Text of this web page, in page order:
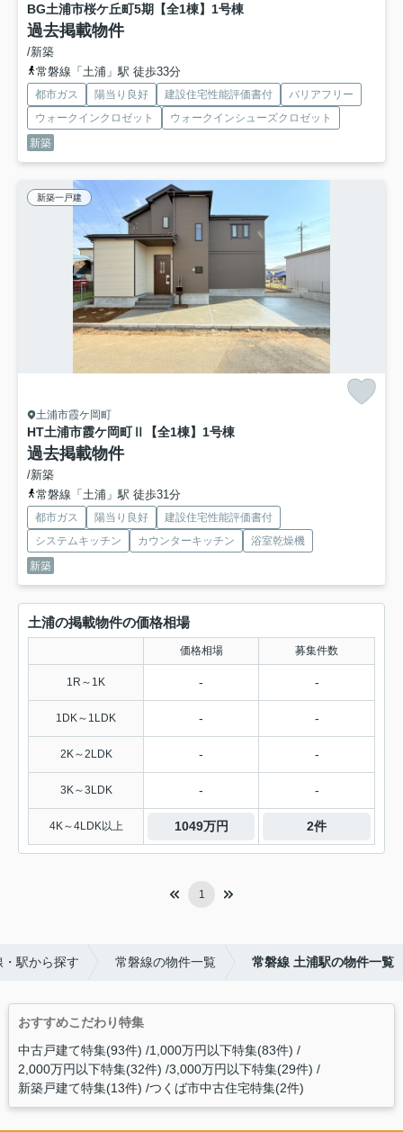
BG土浦市桜ケ丘町5期【全1棟】 1号棟
過去掲載物件
/新築
常磐線「土浦」駅 徒歩33分
都市ガス 陽当り良好 建設住宅性能評価書付
バリアフリー
ウォークインクロゼット
ウォークインシューズクロゼット
新築
新築一戸建
土浦市霞ケ岡町
HT土浦市霞ケ岡町Ⅱ【全1棟】 1号棟
過去掲載物件
/新築
常磐線「土浦」駅 徒歩31分
都市ガス 陽当り良好
建設住宅性能評価書付
システムキッチン
カウンターキッチン
浴室乾燥機
新築
土浦の掲載物件の価格相場
価格相場 募集件数
1R～1K - -
1DK～1LDK - -
2K～2LDK - -
3K～3LDK - -
4K～4LDK以上 1049万円 2件
1
・駅から探す 常磐線の物件一覧 常磐線 土浦駅の物件一覧
おすすめこだわり特集
中古戸建て特集(93件) 1,000万円以下特集(83件)
2,000万円以下特集(32件) 3,000万円以下特集(29件)
新築戸建て特集(13件) つくば市中古住宅特集(2件)